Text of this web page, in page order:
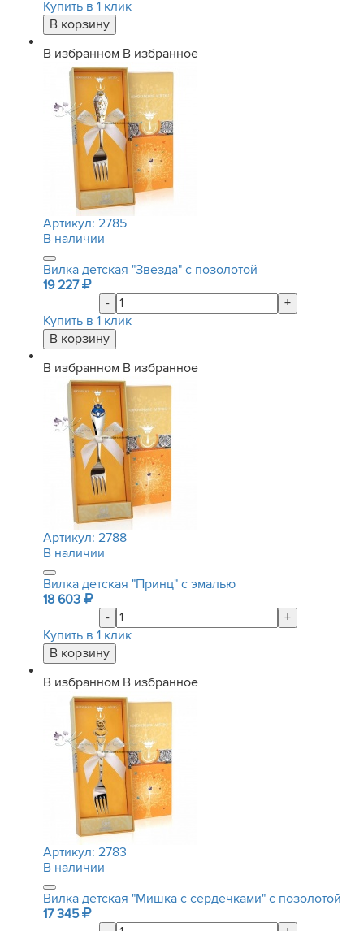
Купить в 1 клик
В избранном В избранное
Артикул: 2785
В наличии
Вилка детская "Звезда" с позолотой
19 227
-
+
Купить в 1 клик
В избранном В избранное
Артикул: 2788
В наличии
Вилка детская "Принц" с эмалью
18 603
-
+
Купить в 1 клик
В избранном В избранное
Артикул: 2783
В наличии
Вилка детская "Мишка с сердечками" с позолотой
17 345